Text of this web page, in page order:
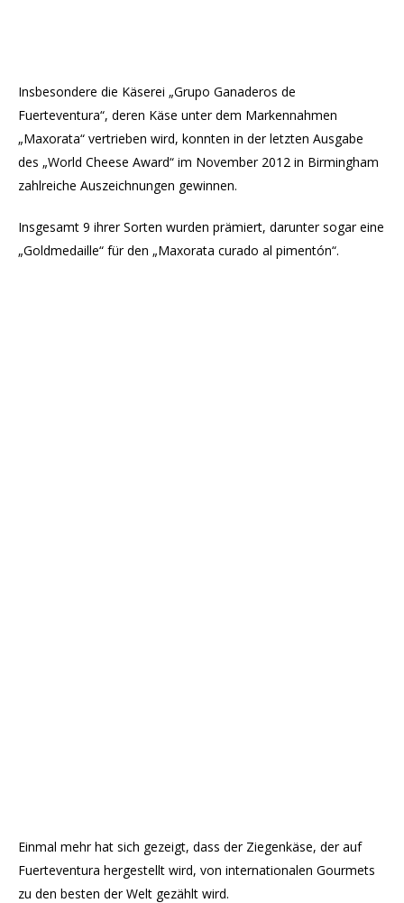
Insbesondere die Käserei „Grupo Ganaderos de
Fuerteventura“, deren Käse unter dem Markennahmen
„Maxorata“ vertrieben wird, konnten in der letzten Ausgabe
des „World Cheese Award“ im November 2012 in Birmingham
zahlreiche Auszeichnungen gewinnen.
Insgesamt 9 ihrer Sorten wurden prämiert, darunter sogar eine
„Goldmedaille“ für den „Maxorata curado al pimentón“.
Einmal mehr hat sich gezeigt, dass der Ziegenkäse, der auf
Fuerteventura hergestellt wird, von internationalen Gourmets
zu den besten der Welt gezählt wird.